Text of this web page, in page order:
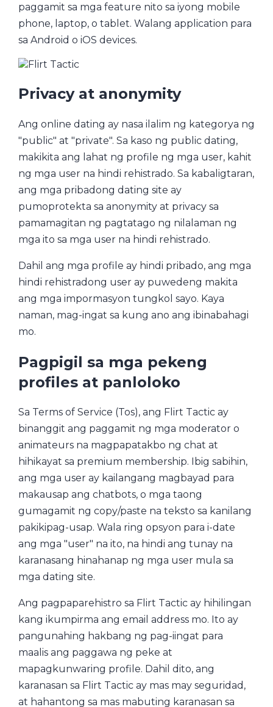
paggamit sa mga feature nito sa iyong mobile
phone, laptop, o tablet. Walang application para
sa Android o iOS devices.
Privacy at anonymity
Ang online dating ay nasa ilalim ng kategorya ng
"public" at "private". Sa kaso ng public dating,
makikita ang lahat ng profile ng mga user, kahit
ng mga user na hindi rehistrado. Sa kabaligtaran,
ang mga pribadong dating site ay
pumoprotekta sa anonymity at privacy sa
pamamagitan ng pagtatago ng nilalaman ng
mga ito sa mga user na hindi rehistrado.
Dahil ang mga profile ay hindi pribado, ang mga
hindi rehistradong user ay puwedeng makita
ang mga impormasyon tungkol sayo. Kaya
naman, mag-ingat sa kung ano ang ibinabahagi
mo.
Pagpigil sa mga pekeng
profiles at panloloko
Sa Terms of Service (Tos), ang Flirt Tactic ay
binanggit ang paggamit ng mga moderator o
animateurs na magpapatakbo ng chat at
hihikayat sa premium membership. Ibig sabihin,
ang mga user ay kailangang magbayad para
makausap ang chatbots, o mga taong
gumagamit ng copy/paste na teksto sa kanilang
pakikipag-usap. Wala ring opsyon para i-date
ang mga "user" na ito, na hindi ang tunay na
karanasang hinahanap ng mga user mula sa
mga dating site.
Ang pagpaparehistro sa Flirt Tactic ay hihilingan
kang ikumpirma ang email address mo. Ito ay
pangunahing hakbang ng pag-iingat para
maalis ang paggawa ng peke at
mapagkunwaring profile. Dahil dito, ang
karanasan sa Flirt Tactic ay mas may seguridad,
at hahantong sa mas mabuting karanasan sa